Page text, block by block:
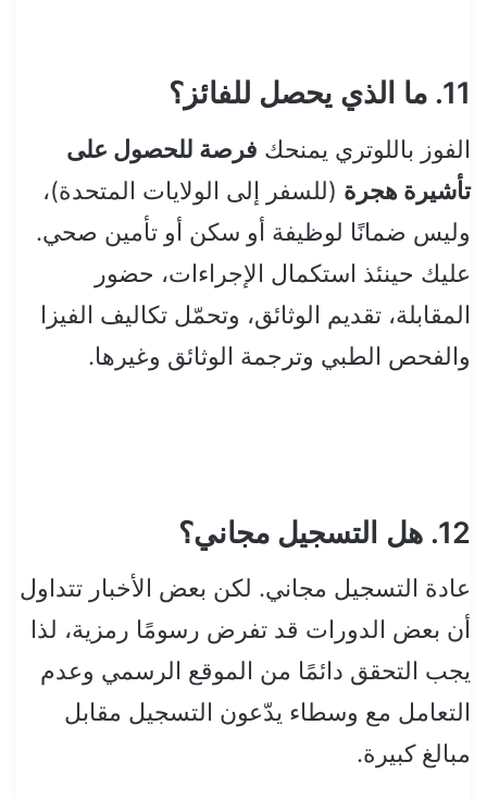
11. ما الذي يحصل للفائز؟
الفوز باللوتري يمنحك فرصة للحصول على
تأشيرة هجرة (للسفر إلى الولايات المتحدة)،
وليس ضمانًا لوظيفة أو سكن أو تأمين صحي.
عليك حينئذ استكمال الإجراءات، حضور
المقابلة، تقديم الوثائق، وتحمّل تكاليف الفيزا
والفحص الطبي وترجمة الوثائق وغيرها.
12. هل التسجيل مجاني؟
عادة التسجيل مجاني. لكن بعض الأخبار تتداول
أن بعض الدورات قد تفرض رسومًا رمزية، لذا
يجب التحقق دائمًا من الموقع الرسمي وعدم
التعامل مع وسطاء يدّعون التسجيل مقابل
مبالغ كبيرة.